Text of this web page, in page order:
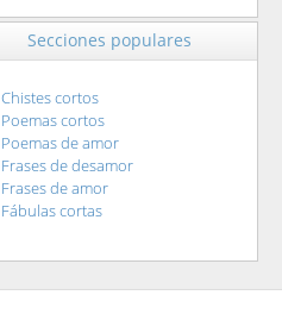
Secciones populares
Chistes cortos
Poemas cortos
Poemas de amor
Frases de desamor
Frases de amor
Fábulas cortas